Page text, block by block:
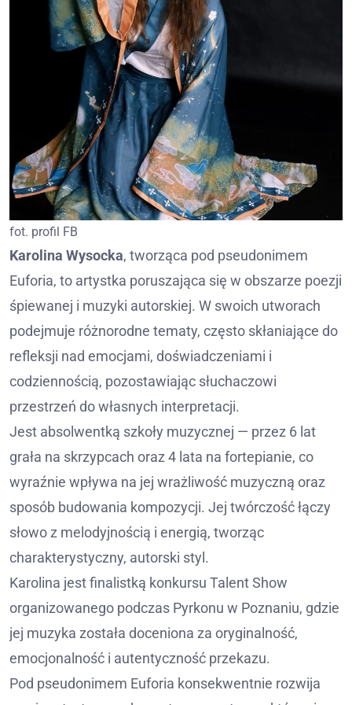
fot. profil FB
Karolina Wysocka, tworząca pod pseudonimem
Euforia, to artystka poruszająca się w obszarze poezji
śpiewanej i muzyki autorskiej. W swoich utworach
podejmuje różnorodne tematy, często skłaniające do
refleksji nad emocjami, doświadczeniami i
codziennością, pozostawiając słuchaczowi
przestrzeń do własnych interpretacji.
Jest absolwentką szkoły muzycznej — przez 6 lat
grała na skrzypcach oraz 4 lata na fortepianie, co
wyraźnie wpływa na jej wrażliwość muzyczną oraz
sposób budowania kompozycji. Jej twórczość łączy
słowo z melodyjnością i energią, tworząc
charakterystyczny, autorski styl.
Karolina jest finalistką konkursu Talent Show
organizowanego podczas Pyrkonu w Poznaniu, gdzie
jej muzyka została doceniona za oryginalność,
emocjonalność i autentyczność przekazu.
Pod pseudonimem Euforia konsekwentnie rozwija